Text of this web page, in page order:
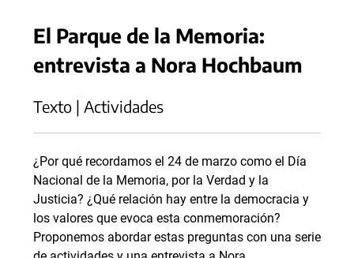
El Parque de la Memoria:
entrevista a Nora Hochbaum
Texto | Actividades
¿Por qué recordamos el 24 de marzo como el Día
Nacional de la Memoria, por la Verdad y la
Justicia? ¿Qué relación hay entre la democracia y
los valores que evoca esta conmemoración?
Proponemos abordar estas preguntas con una serie